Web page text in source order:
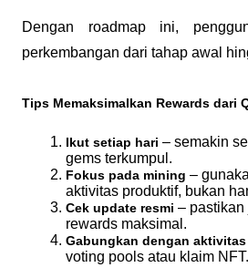
Dengan roadmap ini,
perkembangan dari tahap awal
Tips Memaksimalkan Rewards dari
Ikut setiap hari – semakin
gems terkumpul.
Fokus pada mining –
aktivitas produktif, bukan
Cek update resmi –
rewards maksimal.
Gabungkan dengan
voting pools atau klaim NFT.